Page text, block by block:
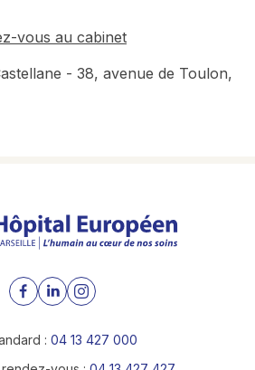
vous au cabinet
- 38, avenue de Toulon,
: 04 13 427 000